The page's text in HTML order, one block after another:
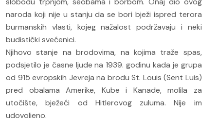
naroda koji nije u stanju da se bori bježi ispred terora
burmanskih vlasti, kojeg nažalost podržavaju i neki
budistički svećenici.
Njihovo stanje na brodovima, na kojima traže spas,
podsjetilo je časne ljude na 1939. godinu kada je grupa
od 915 evropskih Jevreja na brodu St. Louis (Sent Luis)
pred obalama Amerike, Kube i Kanade, molila za
utočište, bježeći od Hitlerovog zuluma. Nije im
udovoljeno.